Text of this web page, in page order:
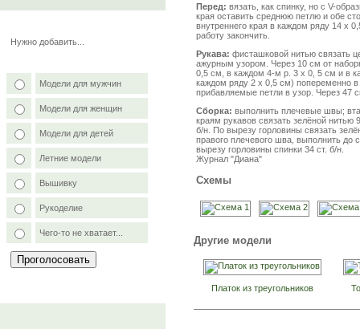
Нужно добавить...
Модели для мужчин
Модели для женщин
Модели для детей
Летние модели
Вышивку
Рукоделие
Чего-то не хватает...
Перед: вязать, как спинку, но с V-
края оставить среднюю петлю и обе
внутреннего края в каждом ряду 14 х
работу закончить.
Рукава: фисташковой нитью связать
ажурным узором. Через 10 см от
0,5 см, в каждом 4-м р. 3 х 0, 5 см и в
каждом ряду 2 х 0,5 см) попеременно
прибавляемые петли в узор. Через 47
Сборка: выполнить плечевые швы;
краям рукавов связать зелёной
б/н. По вырезу горловины связать
правого плечевого шва, выполнить до
вырезу горловины спинки 34 ст. б/н.
Журнал "Диана"
Схемы
Другие модели
Платок из треугольников